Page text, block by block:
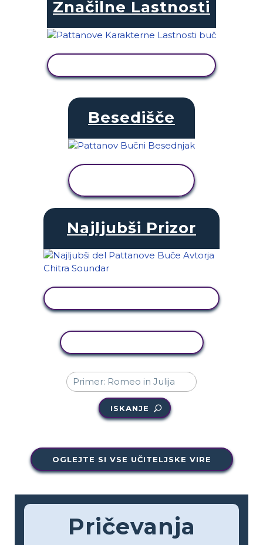
Značilne Lastnosti
Besedišče
Najljubši Prizor
ISKANJE
OGLEJTE SI VSE UČITELJSKE VIRE
Pričevanja